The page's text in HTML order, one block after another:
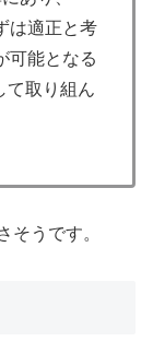
は適正と考
可能となる
て取り組ん
そうです。